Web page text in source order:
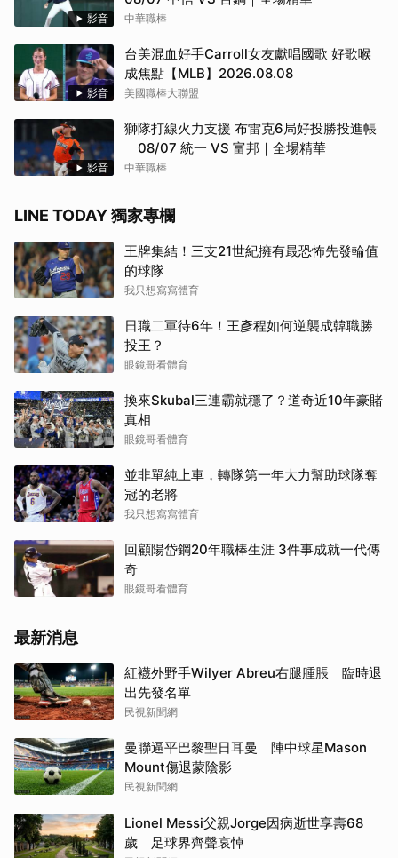
影音 中華職棒
影音
台美混血好手Carroll女友獻唱國歌 好歌喉
成焦點【MLB】2026.08.08
美國職棒大聯盟
影音
獅隊打線火力支援 布雷克6局好投勝投進帳
｜08/07 統一 VS 富邦｜全場精華
中華職棒
LINE TODAY 獨家專欄
王牌集結！三支21世紀擁有最恐怖先發輪值
的球隊
我只想寫寫體育
日職二軍待6年！王彥程如何逆襲成韓職勝
投王？
眼鏡哥看體育
換來Skubal三連霸就穩了？道奇近10年豪賭
真相
眼鏡哥看體育
並非單純上車，轉隊第一年大力幫助球隊奪
冠的老將
我只想寫寫體育
回顧陽岱鋼20年職棒生涯 3件事成就一代傳
奇
眼鏡哥看體育
最新消息
紅襪外野手Wilyer Abreu右腿腫脹 臨時退
出先發名單
民視新聞網
曼聯逼平巴黎聖日耳曼 陣中球星Mason
Mount傷退蒙陰影
民視新聞網
Lionel Messi父親Jorge因病逝世享壽68
歲 足球界齊聲哀悼